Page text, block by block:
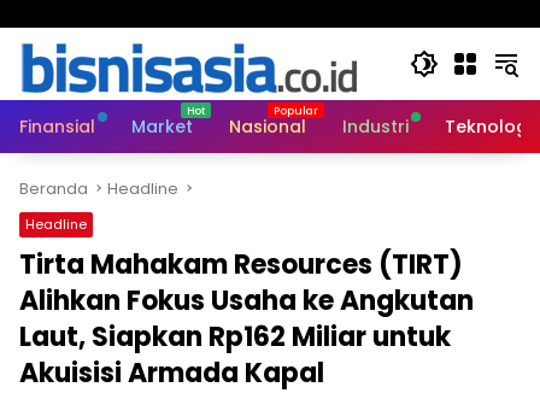
Finansial Market Nasional Industri Teknologi
Beranda Headline
Headline
Tirta Mahakam Resources (TIRT)
Alihkan Fokus Usaha ke Angkutan
Laut, Siapkan Rp162 Miliar untuk
Akuisisi Armada Kapal